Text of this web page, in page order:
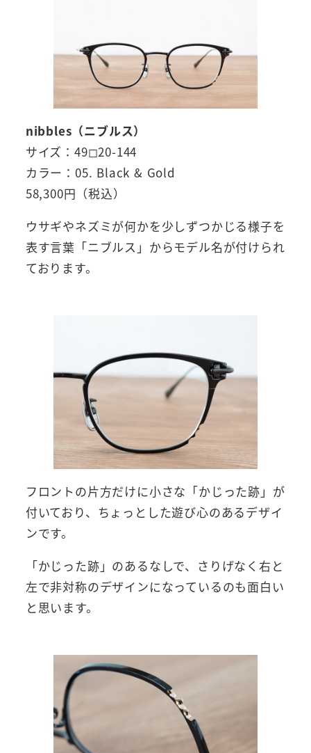
nibbles（ニブルス）
サイズ：49◻︎20-144
カラー：05. Black & Gold
58,300円（税込）
ウサギやネズミが何かを少しずつかじる様子を
表す言葉「ニブルス」からモデル名が付けられ
ております。
フロントの片方だけに小さな「かじった跡」が
付いており、ちょっとした遊び心のあるデザイ
ンです。
「かじった跡」のあるなしで、さりげなく右と
左で非対称のデザインになっているのも面白い
と思います。